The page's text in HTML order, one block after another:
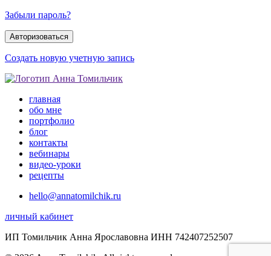
Забыли пароль?
Создать новую учетную запись
главная
обо мне
портфолио
блог
контакты
вебинары
видео-уроки
рецепты
hello@annatomilchik.ru
личный кабинет
ИП Томильчик Анна Ярославовна ИНН 742407252507